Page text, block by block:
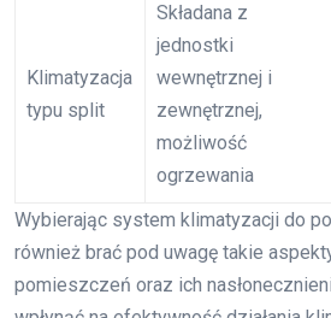
Klimatyzacja
typu split
Składana z
jednostki
wewnętrznej i
zewnętrznej,
możliwość
ogrzewania
Wybierając system klimatyzacji do
również brać pod uwagę takie
pomieszczeń oraz ich